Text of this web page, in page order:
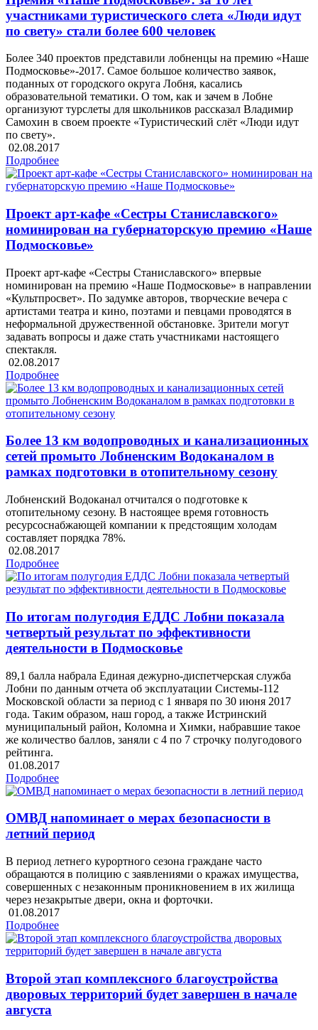
участниками туристического слета «Люди идут
по свету» стали более 600 человек
Более 340 проектов представили лобненцы на премию «Наше
Подмосковье»-2017. Самое большое количество заявок,
поданных от городского округа Лобня, касались
образовательной тематики. О том, как и зачем в Лобне
организуют турслеты для школьников рассказал Владимир
Самохин в своем проекте «Туристический слёт «Люди идут
по свету».
02.08.2017
Подробнее
Проект арт-кафе «Сестры Станиславского»
номинирован на губернаторскую премию «Наше
Подмосковье»
Проект арт-кафе «Сестры Станиславского» впервые
номинирован на премию «Наше Подмосковье» в направлении
«Культпросвет». По задумке авторов, творческие вечера с
артистами театра и кино, поэтами и певцами проводятся в
неформальной дружественной обстановке. Зрители могут
задавать вопросы и даже стать участниками настоящего
спектакля.
02.08.2017
Подробнее
Более 13 км водопроводных и канализационных
сетей промыто Лобненским Водоканалом в
рамках подготовки в отопительному сезону
Лобненский Водоканал отчитался о подготовке к
отопительному сезону. В настоящее время готовность
ресурсоснабжающей компании к предстоящим холодам
составляет порядка 78%.
02.08.2017
Подробнее
По итогам полугодия ЕДДС Лобни показала
четвертый результат по эффективности
деятельности в Подмосковье
89,1 балла набрала Единая дежурно-диспетчерская служба
Лобни по данным отчета об эксплуатации Системы-112
Московской области за период с 1 января по 30 июня 2017
года. Таким образом, наш город, а также Истринский
муниципальный район, Коломна и Химки, набравшие такое
же количество баллов, заняли с 4 по 7 строчку полугодового
рейтинга.
01.08.2017
Подробнее
ОМВД напоминает о мерах безопасности в
летний период
В период летнего курортного сезона граждане часто
обращаются в полицию с заявлениями о кражах имущества,
совершенных с незаконным проникновением в их жилища
через незакрытые двери, окна и форточки.
01.08.2017
Подробнее
Второй этап комплексного благоустройства
дворовых территорий будет завершен в начале
августа